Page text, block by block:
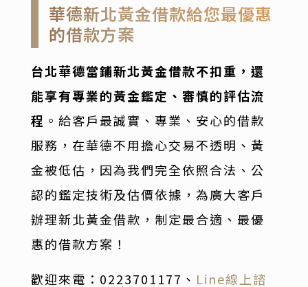
華德新北黃金借款給您最優惠
的借款方案
台北華德當鋪新北黃金借款不扣重，還
能享有專業的黃金鑑定、審慎的評估流
程 。給客戶最誠實、專業、安心的借款
服務，在華德不用擔心交易不透明、黃
金被低估，因為我們完全依照合法、公
認的鑑定技術及估價依據，為廣大客戶
辦理新北黃金借款，制定最合適、最優
惠的借款方案！
歡迎來電：0223701177 、 Line線上諮